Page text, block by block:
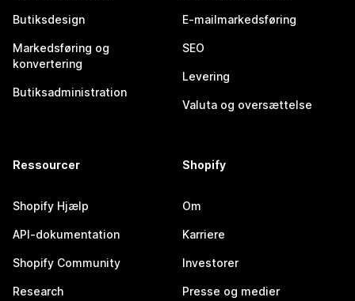
Butiksdesign
Markedsføring og
konvertering
Butiksadministration
E-mailmarkedsføring
SEO
Levering
Valuta og oversættelse
Ressourcer
Shopify Hjælp
API-dokumentation
Shopify Community
Research
Shopify
Om
Karriere
Investorer
Presse og medier